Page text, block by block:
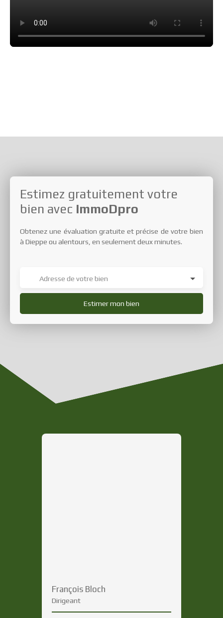
Estimez gratuitement votre
bien avec ImmoDpro
Obtenez une évaluation gratuite et précise de votre bien
à Dieppe ou alentours, en seulement deux minutes.
Adresse de votre bien
Estimer mon bien
François Bloch
Dirigeant